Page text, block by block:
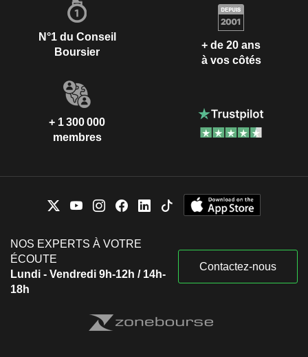
N°1 du Conseil
Boursier
+ de 20 ans
à vos côtés
+ 1 300 000
membres
NOS EXPERTS À VOTRE
ÉCOUTE
Lundi - Vendredi 9h-12h / 14h-
18h
Contactez-nous